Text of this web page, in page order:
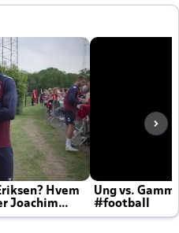
Hvem
Joachim
Ung vs.
#football